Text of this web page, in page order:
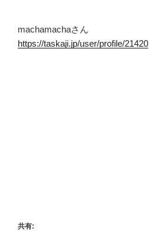
machamachaさん
https://taskaji.jp/user/profile/21420
共有: